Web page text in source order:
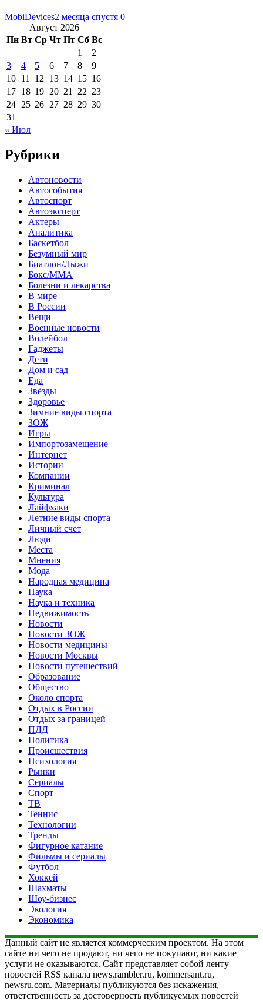
MobiDevices2 месяца спустя 0
Август 2026
Пн Вт Ср Чт Пт Сб Вс
1
2
3
4 5 6 7 8
9
10 11 12 13 14 15 16
17 18 19 20 21 22 23
24 25 26 27 28 29 30
31
« Июл
Рубрики
Автоновости
Автособытия
Автоспорт
Автоэксперт
Актеры
Аналитика
Баскетбол
Безумный мир
Биатлон/Лыжи
Бокс/MMA
Болезни и лекарства
В мире
В России
Вещи
Военные новости
Волейбол
Гаджеты
Дети
Дом и сад
Еда
Звёзды
Здоровье
Зимние виды спорта
ЗОЖ
Игры
Импортозамещение
Интернет
Истории
Компании
Криминал
Культура
Лайфхаки
Летние виды спорта
Личный счет
Люди
Места
Мнения
Мода
Народная медицина
Наука
Наука и техника
Недвижимость
Новости
Новости ЗОЖ
Новости медицины
Новости Москвы
Новости путешествий
Образование
Общество
Около спорта
Отдых в России
Отдых за границей
ПДД
Политика
Происшествия
Психология
Рынки
Сериалы
Спорт
ТВ
Теннис
Технологии
Тренды
Фигурное катание
Фильмы и сериалы
Футбол
Хоккей
Шахматы
Шоу-бизнес
Экология
Экономика
Данный сайт не является коммерческим проектом. На этом
сайте ни чего не продают, ни чего не покупают, ни какие
услуги не оказываются. Сайт представляет собой ленту
новостей RSS канала news.rambler.ru, kommersant.ru,
newsru.com. Материалы публикуются без искажения,
ответственность за достоверность публикуемых новостей